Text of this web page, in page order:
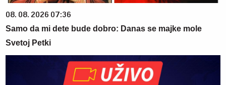
08. 08. 2026 07:36
Samo da mi dete bude dobro: Danas se majke mole
Svetoj Petki